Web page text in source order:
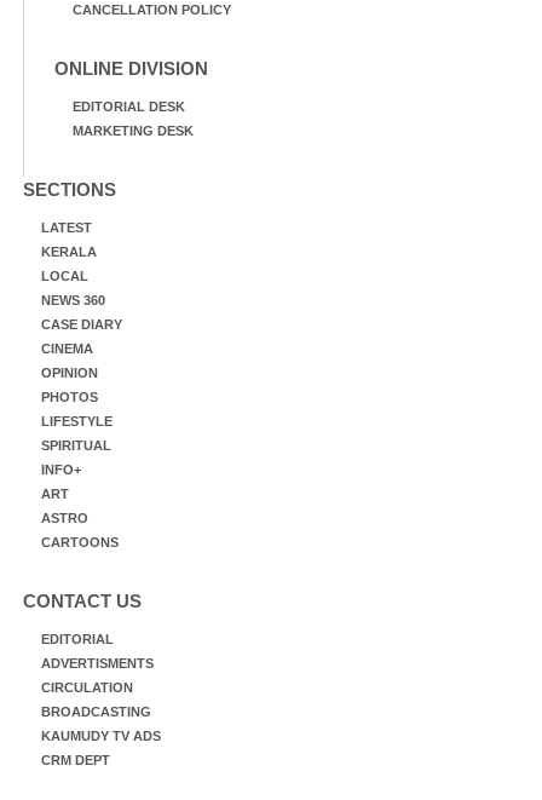
CANCELLATION POLICY
ONLINE DIVISION
EDITORIAL DESK
MARKETING DESK
SECTIONS
LATEST
KERALA
LOCAL
NEWS 360
CASE DIARY
CINEMA
OPINION
PHOTOS
LIFESTYLE
SPIRITUAL
INFO+
ART
ASTRO
CARTOONS
CONTACT US
EDITORIAL
ADVERTISMENTS
CIRCULATION
BROADCASTING
KAUMUDY TV ADS
CRM DEPT